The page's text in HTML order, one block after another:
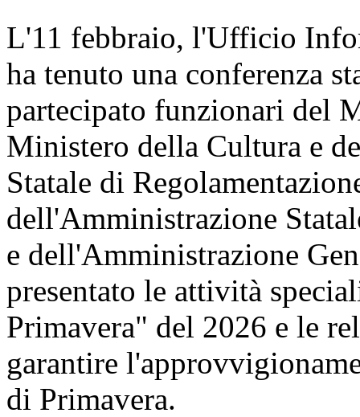
L'11 febbraio, l'Ufficio
ha tenuto una conferenza
partecipato funzionari del
Ministero della Cultura e
Statale di
dell'Amministrazione
e dell'Amministrazione
presentato le attività
Primavera" del 2026 e le
garantire
di Primavera.